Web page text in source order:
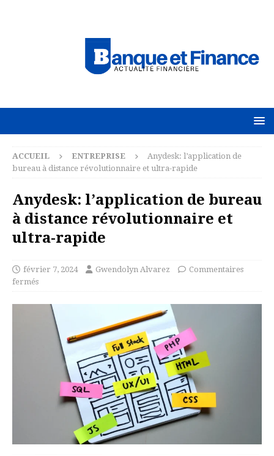
ACCUEIL ENTREPRISE
Anydesk: l’application de
bureau à distance révolutionnaire et ultra-rapide
Anydesk: l’application de bureau
à distance révolutionnaire et
ultra-rapide
février 7, 2024 Gwendolyn Alvarez
Commentaires
fermés